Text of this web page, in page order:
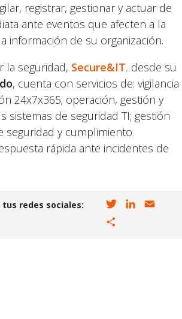
registrar, gestionar y actuar de
ante eventos que afecten a la
información de su organización.
la seguridad, Secure&IT, desde su
, cuenta con servicios de: vigilancia
24x7x365; operación, gestión y
sistemas de seguridad TI; gestión
seguridad y cumplimiento
rápida ante incidentes de
redes sociales: